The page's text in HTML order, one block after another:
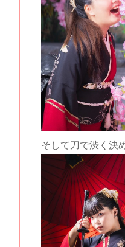
そして刀で渋く決